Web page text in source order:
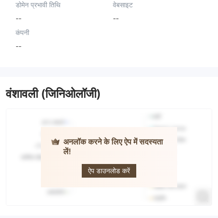
डोमेन प्रभावी तिथि
--
वेबसाइट
--
कंपनी
--
वंशावली (जिनिओलॉजी)
अनलॉक करने के लिए ऐप में सदस्यता
लें!
ऐप डाउनलोड करें